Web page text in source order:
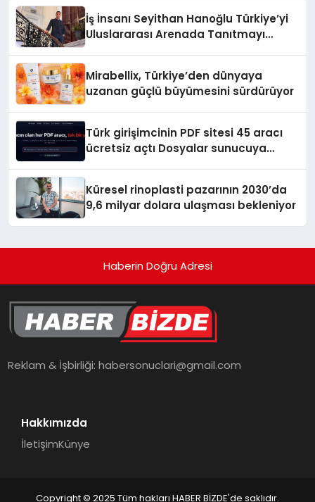
İş İnsanı Seyithan Hanoğlu Türkiye’yi
Uluslararası Arenada Tanıtmayı
Mirabellix, Türkiye’den dünyaya
uzanan güçlü büyümesini sürdürüyor
Türk girişimcinin PDF sitesi 45 aracı
ücretsiz açtı Dosyalar sunucuya
Küresel rinoplasti pazarının 2030’da
9,6 milyar dolara ulaşması bekleniyor
Haberin Doğru Adresi
Reklam & İşbirliği:habersonuclari@gmail.com
Hakkımızda
İletişimKünye
Copyright © 2025 Tüm hakları HABER BİZDE'de saklıdır.